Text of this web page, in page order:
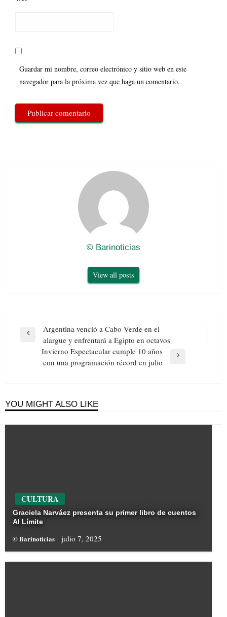
Guardar mi nombre, correo electrónico y sitio web en este
navegador para la próxima vez que haga un comentario.
© Barinoticias
View all posts
Navegación
entradas
Previous
Argentina venció a Cabo Verde en el
alargue y enfrentará a Egipto en octavos
Next
Invierno Espectacular cumple 10 años
con una programación récord en julio
YOU MIGHT ALSO LIKE
CULTURA
Graciela Narváez presenta su primer libro de cuentos
Al Límite
© Barinoticias julio 7, 2025